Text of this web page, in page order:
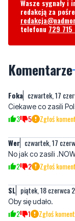
Komentarze
Ciekawe co zasili
Wer czwartek, 17
No jak co zasili
SL piątek, 18 czerwca
Oby się udało.
3miasto piątek, 18
Farmy morskie są o